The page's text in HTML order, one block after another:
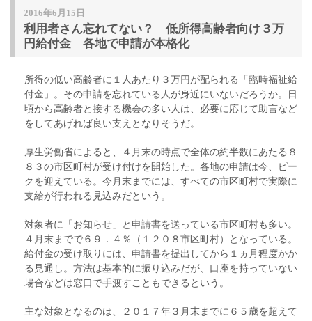
2016年6月15日
利用者さん忘れてない？ 低所得高齢者向け３万
円給付金 各地で申請が本格化
所得の低い高齢者に１人あたり３万円が配られる「臨時福祉給
付金」。その申請を忘れている人が身近にいないだろうか。日
頃から高齢者と接する機会の多い人は、必要に応じて助言など
をしてあげれば良い支えとなりそうだ。
厚生労働省によると、４月末の時点で全体の約半数にあたる８
８３の市区町村が受け付けを開始した。各地の申請は今、ピー
クを迎えている。今月末までには、すべての市区町村で実際に
支給が行われる見込みだという。
対象者に「お知らせ」と申請書を送っている市区町村も多い。
４月末までで６９．４％（１２０８市区町村）となっている。
給付金の受け取りには、申請書を提出してから１ヵ月程度かか
る見通し。方法は基本的に振り込みだが、口座を持っていない
場合などは窓口で手渡すこともできるという。
主な対象となるのは、２０１７年３月末までに６５歳を超えて